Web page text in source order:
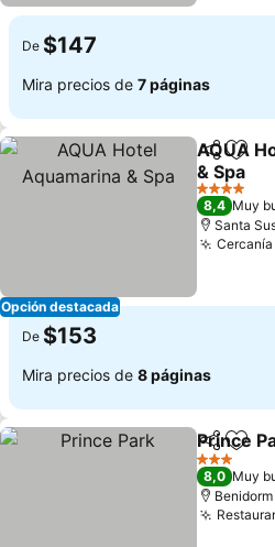
De $147
Mira precios de 7 páginas
Opción destacada
Compartir
AQUA
& Spa
4 Estrellas
8,4 Muy
Santa
De $153
Mira precios de 8 páginas
Compartir
Prince
3 Estrellas
8,0 Muy
Benidorm